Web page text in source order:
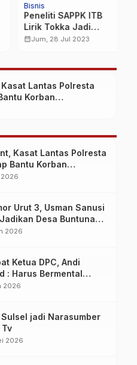
Bisnis
Peneliti SAPPK ITB
Lirik Tokka Jadi
Kawasan Percontohan
Jum, 28 Jul 2023
Lantas Polresta
Korban
Kasat Lantas Polresta
Bantu Korban
2026
Urut 3, Usman Sanusi
Desa Buntuna
Baik
2026
Ketua DPC, Andi
: Harus Bermental
2026
Sulsel jadi Narasumber
Tv
2026